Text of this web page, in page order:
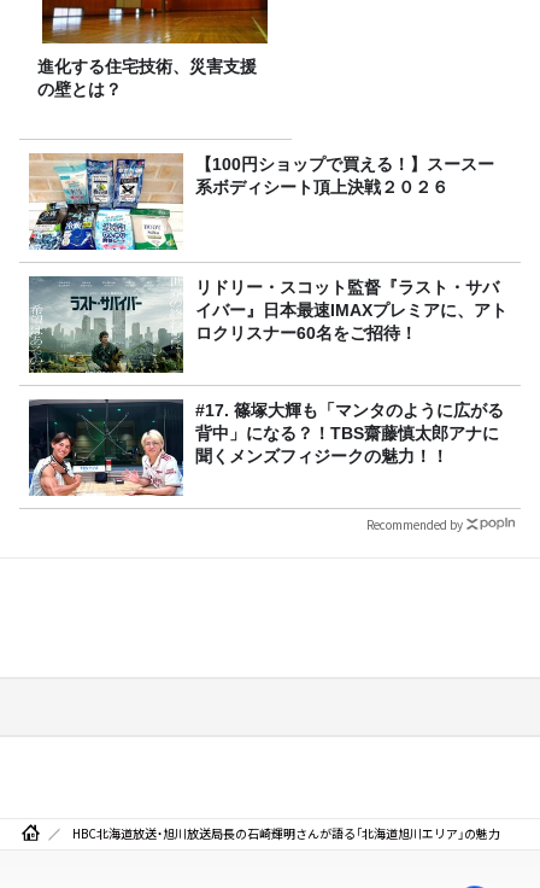
進化する住宅技術、災害支援
の壁とは？
【100円ショップで買える！】スースー
系ボディシート頂上決戦２０２６
リドリー・スコット監督『ラスト・サバ
イバー』日本最速IMAXプレミアに、アト
ロクリスナー60名をご招待！
#17. 篠塚大輝も「マンタのように広がる
背中」になる？！TBS齋藤慎太郎アナに
聞くメンズフィジークの魅力！！
Recommended by
HBC北海道放送・旭川放送局長の石崎輝明さんが語る「北海道旭川エリア」の魅力